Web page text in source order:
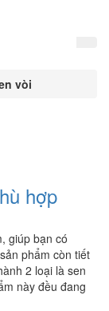
vòi
hợp
giúp bạn có
phẩm còn tiết
2 loại là sen
này đều đang